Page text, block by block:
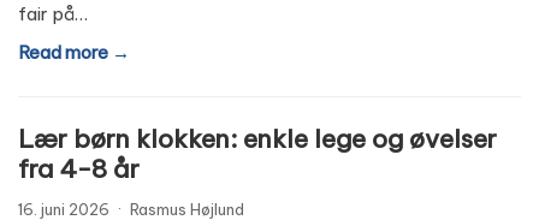
fair på…
Read more →
Lær børn klokken: enkle lege og øvelser
fra 4-8 år
16. juni 2026 · Rasmus Højlund